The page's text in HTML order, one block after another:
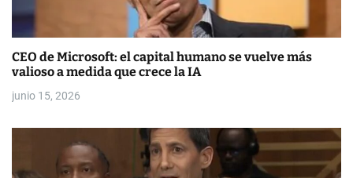
r
a
d
a
CEO de Microsoft: el capital humano se vuelve más
valioso a medida que crece la IA
junio 15, 2026